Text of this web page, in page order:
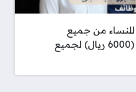
من جميع
الجنسيات برواتب مجزية (6000 ريال) لجميع